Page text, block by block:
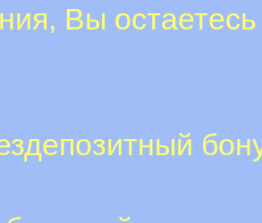
Вы